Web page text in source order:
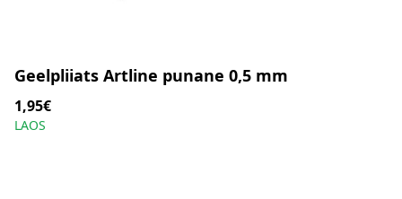
Geelpliiats Artline punane 0,5 mm
1,95€
LAOS